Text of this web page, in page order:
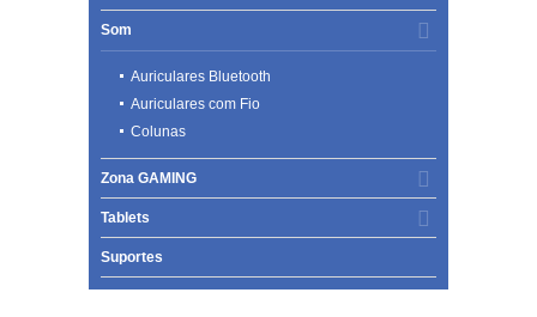
Som
Auriculares Bluetooth
Auriculares com Fio
Colunas
Zona GAMING
Tablets
Suportes